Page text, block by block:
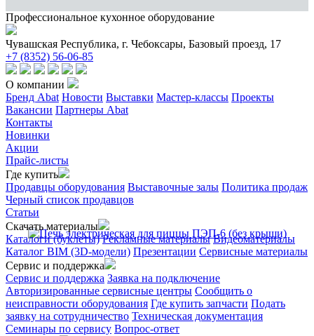
Профессиональное кухонное оборудование
Чувашская Республика, г. Чебоксары, Базовый проезд, 17
+7 (8352) 56-06-85
О компании
Бренд Abat Новости Выставки Мастер-классы Проекты
Вакансии Партнеры Abat
Контакты
Новинки
Акции
Прайс-листы
Где купить
Продавцы оборудования Выставочные залы Политика продаж
Черный список продавцов
Статьи
Скачать материалы
Каталоги (буклеты) Рекламные материалы Видеоматериалы
Каталог BIM (3D-модели) Презентации Сервисные материалы
Сервис и поддержка
Сервис и поддержка Заявка на подключение
Авторизированные сервисные центры Сообщить о
неисправности оборудования Где купить запчасти Подать
заявку на сотрудничество Техническая документация
Семинары по сервису Вопрос-ответ